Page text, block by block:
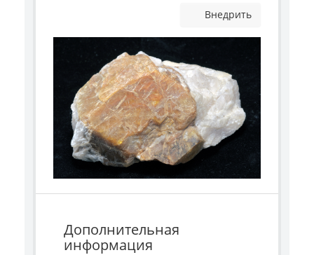
Внедрить
Дополнительная
информация